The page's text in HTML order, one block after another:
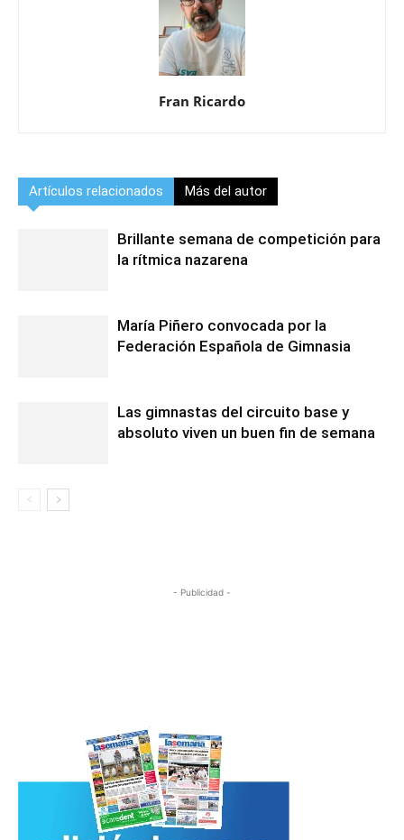
Fran Ricardo
Artículos relacionados Más del autor
Brillante semana de competición para
la rítmica nazarena
María Piñero convocada por la
Federación Española de Gimnasia
Las gimnastas del circuito base y
absoluto viven un buen fin de semana
- Publicidad -